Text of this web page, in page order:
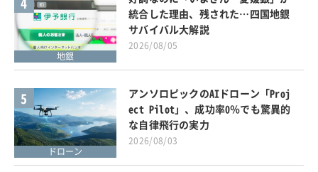
地銀
統合した理由、残された…四国地銀
サバイバル大解説
2026/08/05
5
ドローン
アンソロピックのAIドローン「Proj
ect Pilot」、成功率0％でも驚異的
な自律飛行の実力
2026/08/03